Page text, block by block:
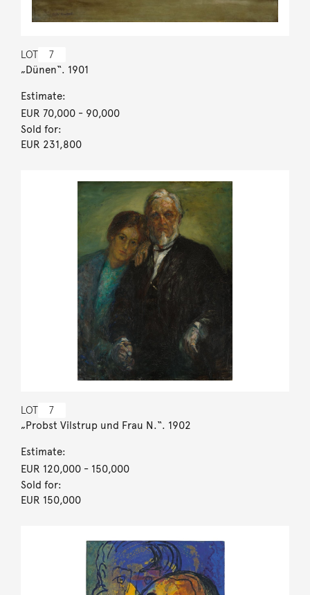
LOT 7
„Dünen“. 1901
Estimate:
EUR 70,000- 90,000
Sold for:
EUR 231,800
LOT 7
„Probst Vilstrup und Frau N.“. 1902
Estimate:
EUR 120,000- 150,000
Sold for:
EUR 150,000